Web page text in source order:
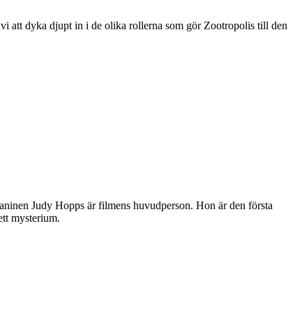
att dyka djupt in i de olika rollerna som gör Zootropolis till den
Judy Hopps är filmens huvudperson. Hon är den första
mysterium.